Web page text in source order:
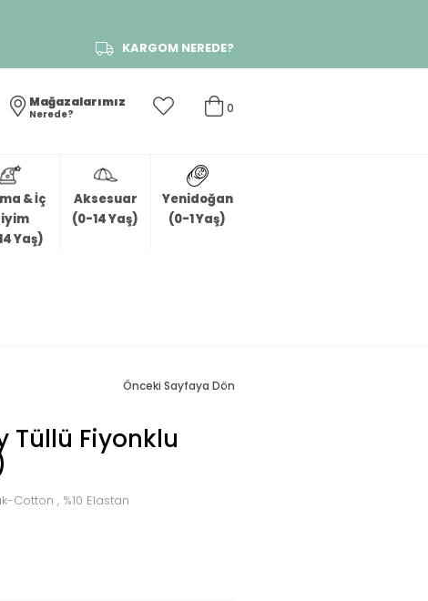
KARGOM NEREDE?
0
Mağazalarımız
Nerede?
& İç
Yaş)
Aksesuar
(0-14 Yaş)
Yenidoğan
(0-1 Yaş)
Önceki Sayfaya Dön
Tüllü Fiyonklu
Cotton , %10 Elastan